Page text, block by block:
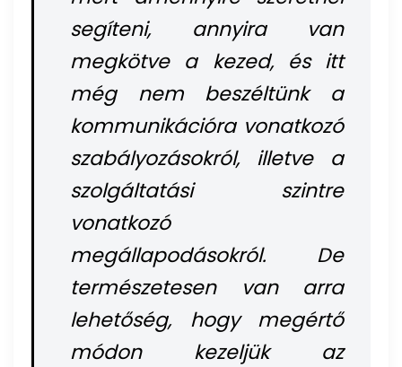
segíteni, annyira van
megkötve a kezed, és itt
még nem beszéltünk a
kommunikációra vonatkozó
szabályozásokról, illetve a
szolgáltatási szintre
vonatkozó
megállapodásokról. De
természetesen van arra
lehetőség, hogy megértő
módon kezeljük az